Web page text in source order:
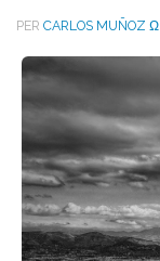
PER CARLOS MUÑOZ Ω